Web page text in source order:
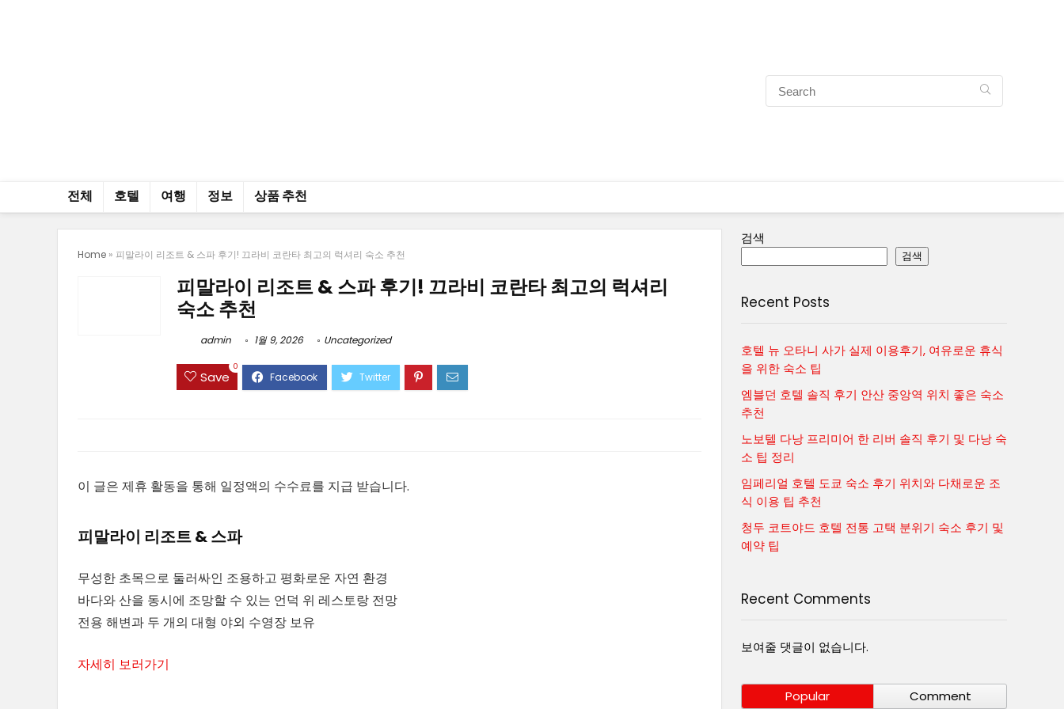
전체 호텔 여행 정보 상품 추천
Home » 피말라이 리조트 & 스파 후기! 끄라비 코란타 최고의 럭셔리 숙소 추천
피말라이 리조트 & 스파 후기! 끄라비 코란타 최고의 럭셔리
숙소 추천
admin 1월 9, 2026 Uncategorized
Save
0
이 글은 제휴 활동을 통해 일정액의 수수료를 지급 받습니다.
피말라이 리조트 & 스파
무성한 초목으로 둘러싸인 조용하고 평화로운 자연 환경
바다와 산을 동시에 조망할 수 있는 언덕 위 레스토랑 전망
전용 해변과 두 개의 대형 야외 수영장 보유
자세히 보러가기
검색
검색
Recent Posts
호텔 뉴 오타니 사가 실제 이용후기, 여유로운 휴식
을 위한 숙소 팁
엠블던 호텔 솔직 후기 안산 중앙역 위치 좋은 숙소
추천
노보텔 다낭 프리미어 한 리버 솔직 후기 및 다낭 숙
소 팁 정리
임페리얼 호텔 도쿄 숙소 후기 위치와 다채로운 조
식 이용 팁 추천
청두 코트야드 호텔 전통 고택 분위기 숙소 후기 및
예약 팁
Recent Comments
보여줄 댓글이 없습니다.
Popular Comment